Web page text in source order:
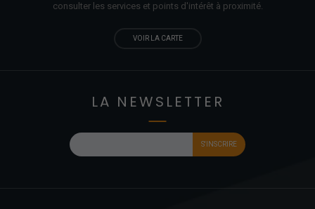
consulter les services et points d'intérêt à proximité.
VOIR LA CARTE
LA NEWSLETTER